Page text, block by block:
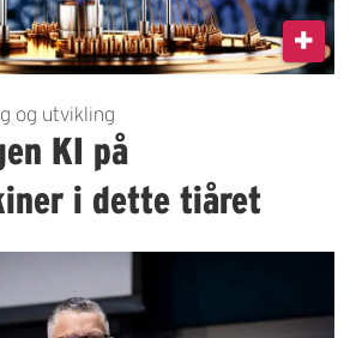
og utvikling
KI på
i dette tiåret